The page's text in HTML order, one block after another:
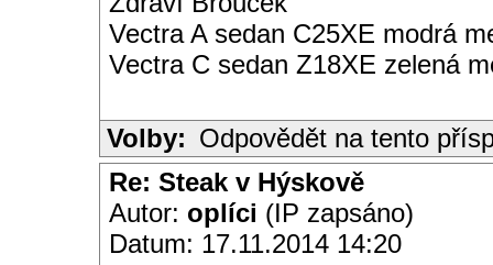
Vectra A sedan C25XE modrá
Vectra C sedan Z18XE zelená
Volby: Odpovědět na tento
Re: Steak v Hýskově
Autor: oplíci (IP zapsáno)
Datum: 17.11.2014 14:20